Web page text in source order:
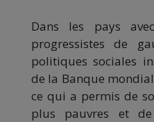
Dans les pays
progressistes de
politiques sociales
de la Banque
ce qui a permis de
plus pauvres et